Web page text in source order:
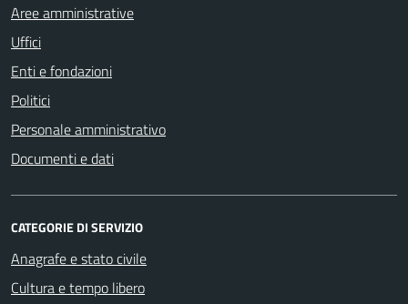
Aree amministrative
Uffici
Enti e fondazioni
Politici
Personale amministrativo
Documenti e dati
CATEGORIE DI SERVIZIO
Anagrafe e stato civile
Cultura e tempo libero